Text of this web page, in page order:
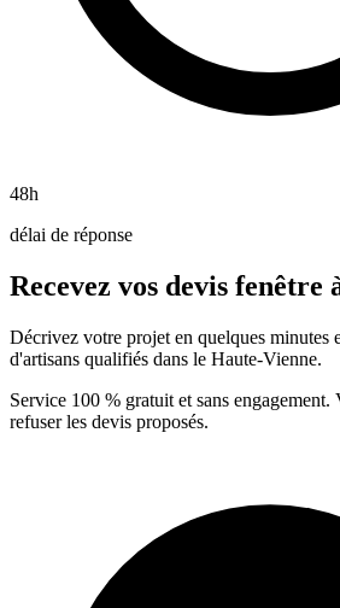
48h
délai de réponse
Recevez vos devis fenêtre
Décrivez votre projet en quelques minutes
d'artisans qualifiés dans le Haute-Vienne.
Service 100 % gratuit et sans engagement.
refuser les devis proposés.